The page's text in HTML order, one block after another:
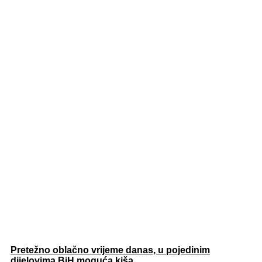
Pretežno oblačno vrijeme danas, u pojedinim